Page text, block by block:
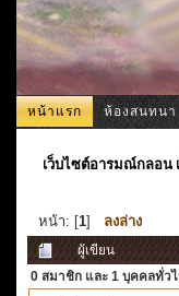
หน้าแรก ห้องสนทนา
เว็บไซต์อารมณ์กลอน
หน้า: [1] ลงล่าง
ผู้เขียน
0 สมาชิก และ 1 บุคคลทั่ว